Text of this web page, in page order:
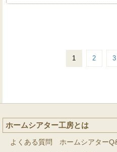
1 2 3
ホームシアター工房とは
よくある質問 ホームシアター